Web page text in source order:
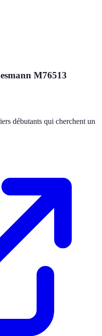
M76513
débutants qui cherchent un